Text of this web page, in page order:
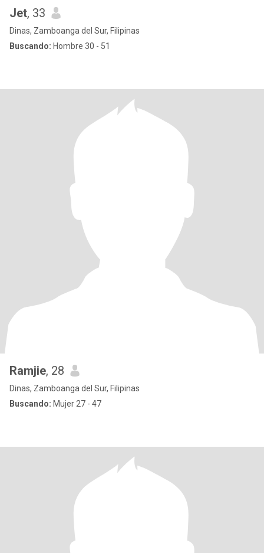
Jet, 33
Dinas, Zamboanga del Sur, Filipinas
Buscando: Hombre 30 - 51
Ramjie, 28
Dinas, Zamboanga del Sur, Filipinas
Buscando: Mujer 27 - 47